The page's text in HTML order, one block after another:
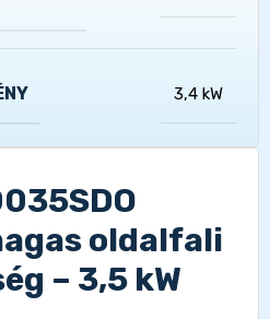
3,4 kW
oldalfali
– 3,5 kW